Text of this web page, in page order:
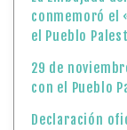
conmemoró el
el Pueblo
29 de
con el Pueblo
Declaración